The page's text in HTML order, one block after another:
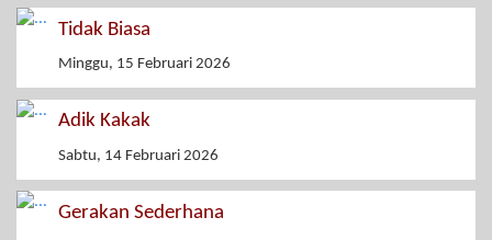
Tidak Biasa
Minggu, 15 Februari 2026
Adik Kakak
Sabtu, 14 Februari 2026
Gerakan Sederhana